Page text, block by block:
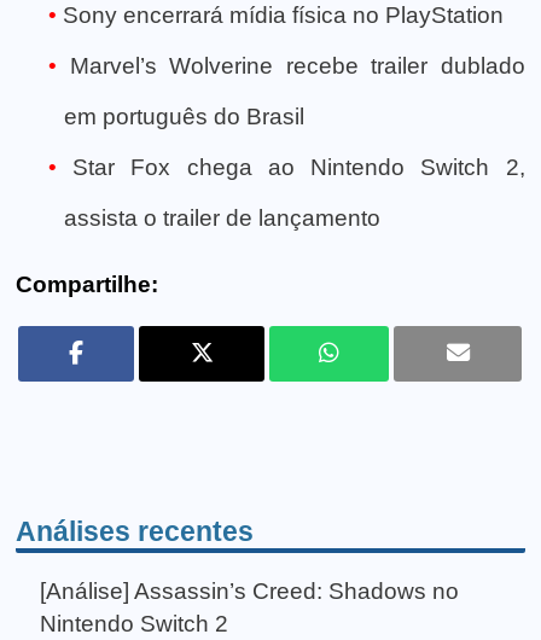
Sony encerrará mídia física no PlayStation
Marvel’s Wolverine recebe trailer dublado
em português do Brasil
Star Fox chega ao Nintendo Switch 2,
assista o trailer de lançamento
Compartilhe:
Análises recentes
[Análise] Assassin’s Creed: Shadows no
Nintendo Switch 2